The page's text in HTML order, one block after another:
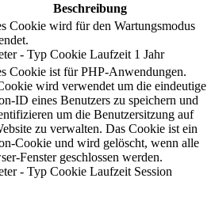
Beschreibung
Cookie wird für den Wartungsmodus
- Typ Cookie Laufzeit 1 Jahr
Cookie ist für PHP-Anwendungen.
wird verwendet um die eindeutige
ID eines Benutzers zu speichern und
um die Benutzersitzung auf
zu verwalten. Das Cookie ist ein
Cookie und wird gelöscht, wenn alle
Fenster geschlossen werden.
- Typ Cookie Laufzeit Session